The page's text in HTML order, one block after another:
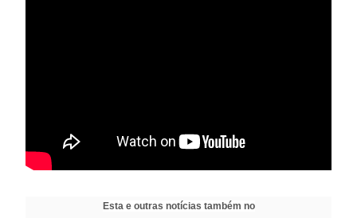
Esta e outras notícias também no